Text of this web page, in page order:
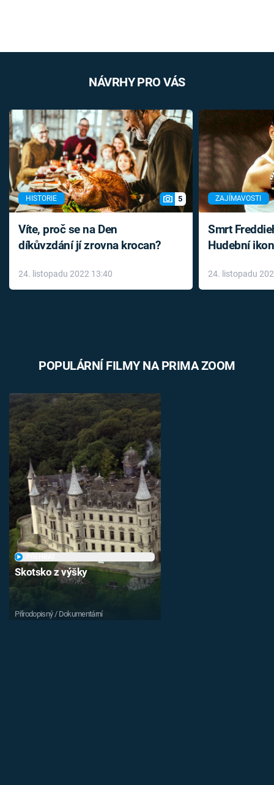
NÁVRHY PRO VÁS
HISTORIE 5
Víte, proč se na Den
díkůvzdání jí zrovna krocan?
24. listopadu 2022 13:40
ZAJÍMAVOSTI
Smrt
Hudební
léky
24. listopadu
POPULÁRNÍ FILMY NA PRIMA ZOOM
Skotsko z výšky
Přírodopisný / Dokumentární